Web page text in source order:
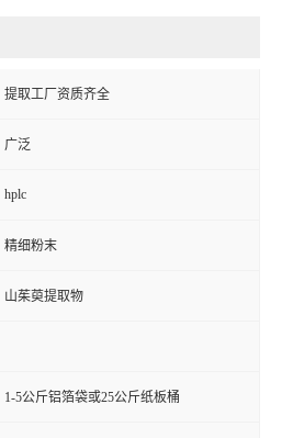
提取工厂资质齐全
广泛
hplc
精细粉末
山茱萸提取物
1-5公斤铝箔袋或25公斤纸板桶